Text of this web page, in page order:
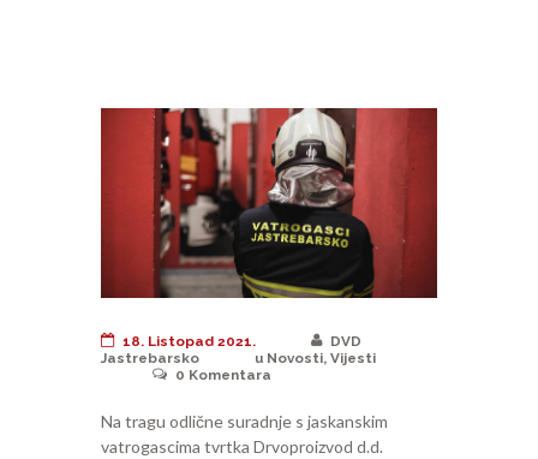
18. Listopad 2021.
DVD
Jastrebarsko
u Novosti, Vijesti
0 Komentara
Na tragu odlične suradnje s jaskanskim
vatrogascima tvrtka Drvoproizvod d.d.